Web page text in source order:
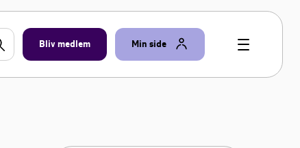
Bliv medlem Min side